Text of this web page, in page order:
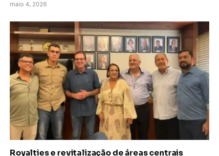
maio 4, 2026
Royalties e revitalização de áreas centrais